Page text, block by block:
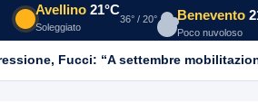
Avellino 21°C
Soleggiato
36° / 20° Benevento
Poco nuvoloso
Fucci: “A settembre